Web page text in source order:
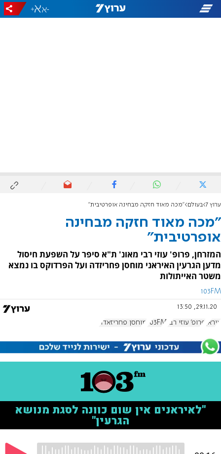
-
+
ערוץ 7 בעולם "מכה מאוד חזקה מבחינה אופרטיבית"
"מכה מאוד חזקה מבחינה
אופרטיבית"
המזרחן, פרופ' עוזי רבי מאונ' ת"א סיפר על השפעת חיסול
מדען הגרעין האיראני מוחסן פחריזדה ועל הפרדוקס בו נמצא
משטר האייתולות
103FM
29.11.20, 13:50
איראן פרופ' עוזי רבי 103FM מוחסן פחריזאדה